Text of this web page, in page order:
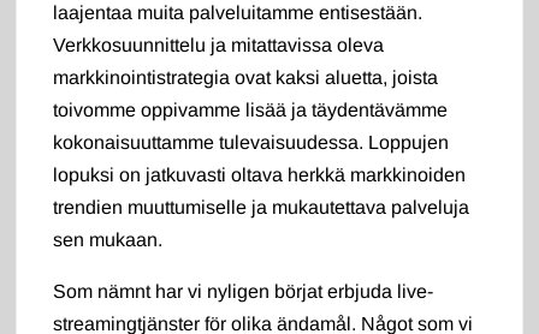
laajentaa muita palveluitamme entisestään.
Verkkosuunnittelu ja mitattavissa oleva
markkinointistrategia ovat kaksi aluetta, joista
toivomme oppivamme lisää ja täydentävämme
kokonaisuuttamme tulevaisuudessa. Loppujen
lopuksi on jatkuvasti oltava herkkä markkinoiden
trendien muuttumiselle ja mukautettava palveluja
sen mukaan.
Som nämnt har vi nyligen börjat erbjuda live-
streamingtjänster för olika ändamål. Något som vi